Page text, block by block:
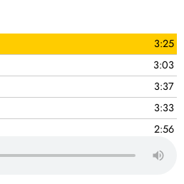
3:25
3:03
3:37
3:33
2:56
2:55